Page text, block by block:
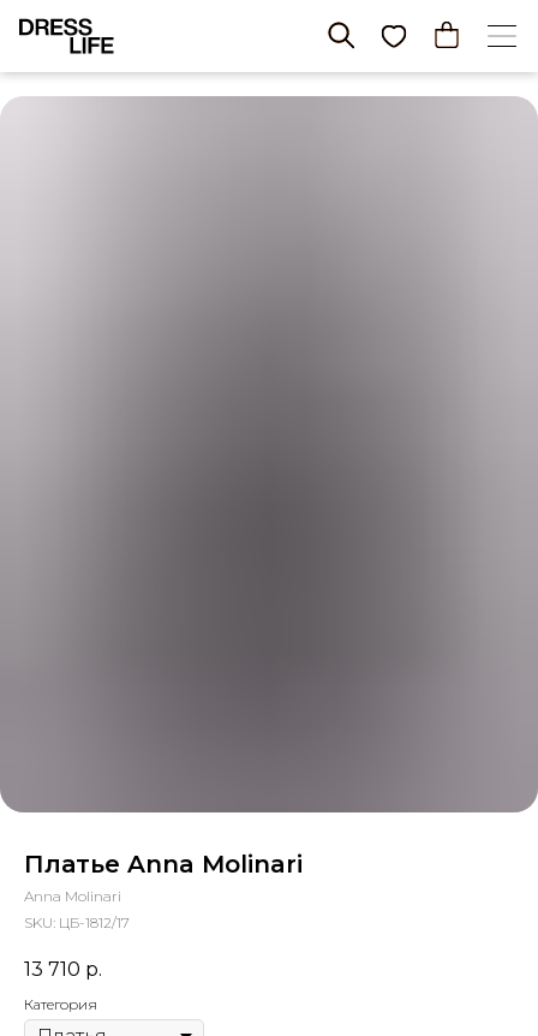
Платье Anna Molinari
Anna Molinari
SKU: ЦБ-1812/17
13 710 р.
Категория